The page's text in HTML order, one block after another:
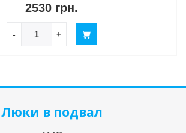
2530 грн.
- +
Люки в подвал